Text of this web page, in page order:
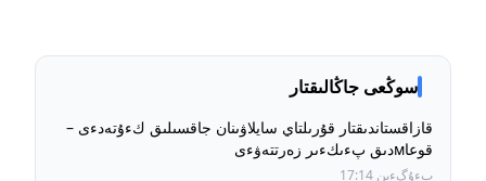
سوڭعى جاڭالىقتار
قازاقستاندىقتار قۇرىلتاي سايلاۋىنان جاقسىلىق كءۇتەدءى –
قوعاмدىق پءىكءىر زەرتتەۋءى
بءۇگءىن 17:14